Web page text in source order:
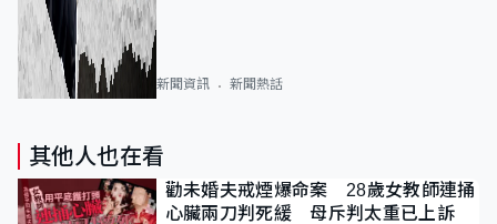
新聞資訊 新聞熱話
其他人也在看
勸未婚夫戒煙爆命案 28歲女教師連捅
心臟兩刀判死緩 母斥判太重已上訴